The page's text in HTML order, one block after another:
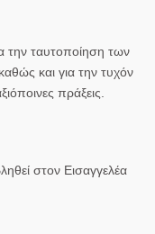
την ταυτοποίηση των
και για την τυχόν
πράξεις.
στον Εισαγγελέα